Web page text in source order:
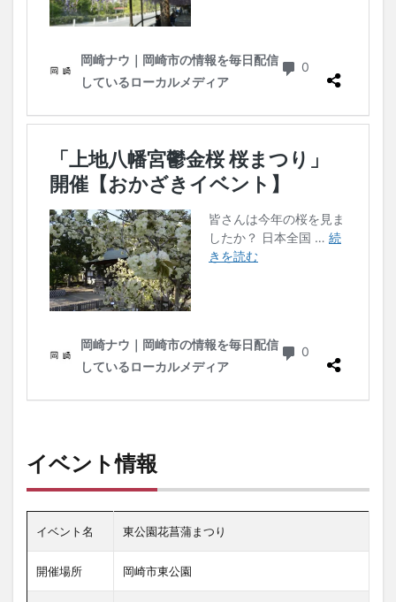
イベント情報
イベント名 東公園花菖蒲まつり
開催場所 岡崎市東公園